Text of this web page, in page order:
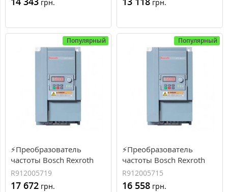
грн. грн.
Популярный
⚡Преобразователь
частоты Bosch Rexroth
EFC3610 1.5 кВт, 3.7 А, 3
фазы (R912005719)
R912005719
17 672 грн.
Популярный
⚡Преобразователь
частоты Bosch Rexroth
EFC3610 1.5 кВт, 7 А, 1
фаза (R912005715)
R912005715
16 558 грн.